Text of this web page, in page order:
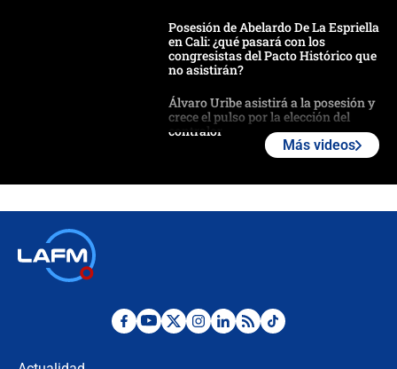
Posesión de Abelardo De La Espriella
en Cali: ¿qué pasará con los
congresistas del Pacto Histórico que
no asistirán?
Álvaro Uribe asistirá a la posesión y
crece el pulso por la elección del
contralor
Estratega de Abelardo de la Espriella
Más videos